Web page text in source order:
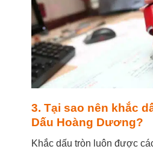
3. Tại sao nên khắc
Dấu Hoàng Dương?
Khắc dấu tròn luôn được